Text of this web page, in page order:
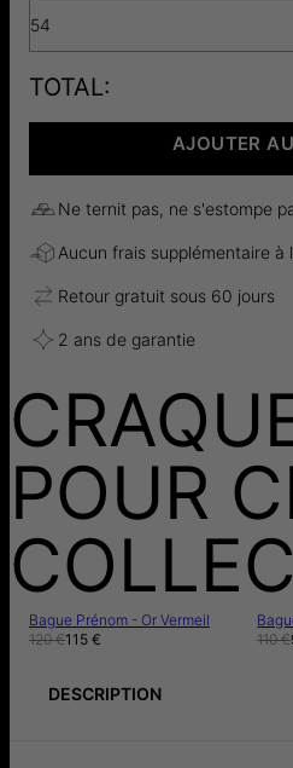
54
TOTAL:
AJOUTER
Ne ternit pas, ne s'estompe
Aucun frais supplémentaire à
Retour gratuit sous 60 jours
2 ans de garantie
POUR
Bague Prénom - Or Vermeil
120 €115 €
110 €
DESCRIPTION